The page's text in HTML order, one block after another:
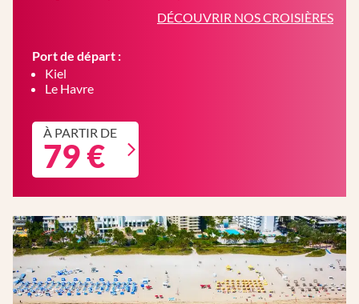
DÉCOUVRIR NOS CROISIÈRES
Port de départ :
Kiel
Le Havre
À PARTIR DE
79 €